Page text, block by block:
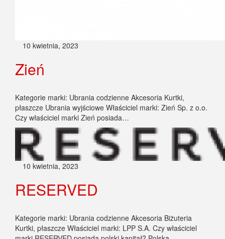
10 kwietnia, 2023
Zień
Kategorie marki: Ubrania codzienne Akcesoria Kurtki,
płaszcze Ubrania wyjściowe Właściciel marki: Zień Sp. z o.o.
Czy właściciel marki Zień posiada…
10 kwietnia, 2023
RESERVED
Kategorie marki: Ubrania codzienne Akcesoria Biżuteria
Kurtki, płaszcze Właściciel marki: LPP S.A. Czy właściciel